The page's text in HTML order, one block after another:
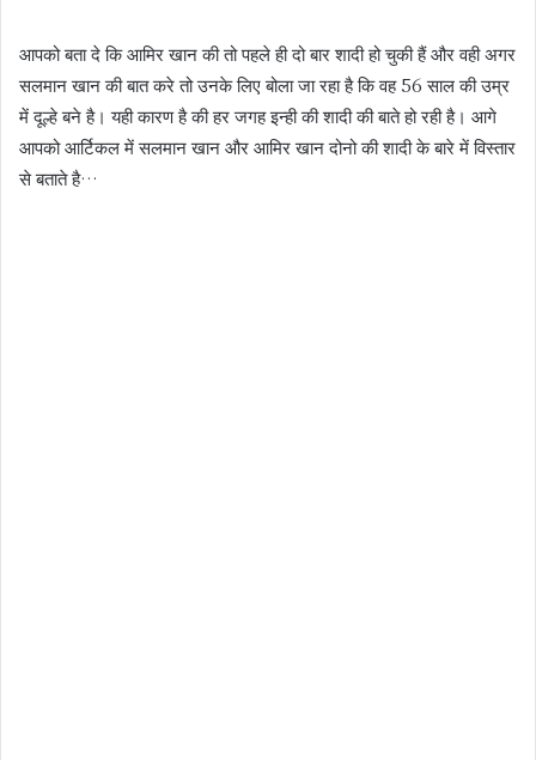
आपको बता दे कि आमिर खान की तो पहले ही दो बार शादी हो चुकी हैं और वही अगर
सलमान खान की बात करे तो उनके लिए बोला जा रहा है कि वह 56 साल की उम्र
में दूल्हे बने है। यही कारण है की हर जगह इन्ही की शादी की बाते हो रही है। आगे
आपको आर्टिकल में सलमान खान और आमिर खान दोनो की शादी के बारे में विस्तार
से बताते है…